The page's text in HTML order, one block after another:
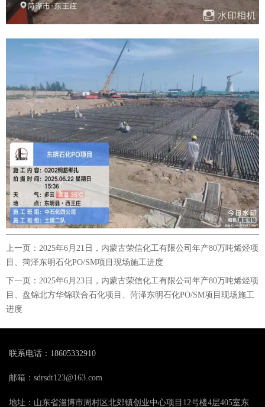
上一页： 2025年6月21日，内蒙古荣信化工有限公司年产80万吨烯烃项
目、菏泽东明石化PO/SM项目现场施工进度
下一页： 2025年6月23日，内蒙古荣信化工有限公司年产80万吨烯烃项
目、盘锦北方华锦联合石化项目、菏泽东明石化PO/SM项目现场施工
进度
联系电话：18605332910
邮箱：sdrsdt123@163.com
地址：山东省淄博市周村区北郊镇创业中心项目12号楼4层405室东